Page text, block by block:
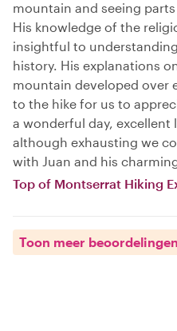
mountain and seeing
His knowledge of the
insightful to
history. His explanations
mountain developed over
to the hike for us to
a wonderful day, excellent
although exhausting we
with Juan and his
Top of Montserrat Hiking
Toon meer beoordelingen